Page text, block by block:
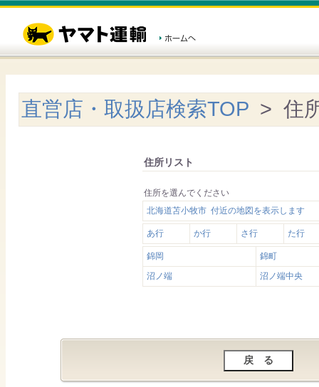
直営店・取扱店検索TOP > 住
住所リスト
住所を選んでください
北海道苫小牧市 付近の地図を表示します
あ行 か行 さ行 た行
錦岡
錦町
沼ノ端
沼ノ端中央